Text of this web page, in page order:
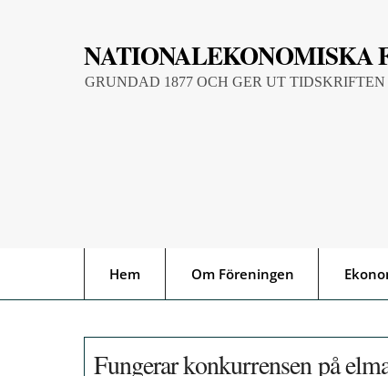
NATIONALEKONOMISKA
GRUNDAD 1877 OCH GER UT
Hem Om Föreningen
Fungerar konkurrensen på